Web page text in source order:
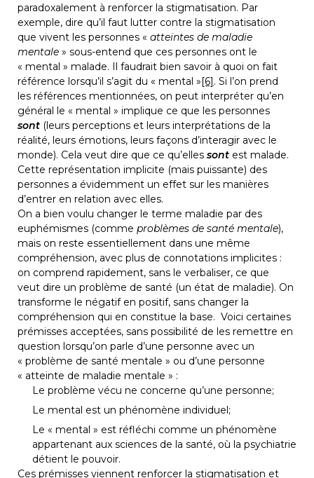
paradoxalement à renforcer la stigmatisation. Par
exemple, dire qu’il faut lutter contre la stigmatisation
que vivent les personnes « atteintes de maladie
mentale » sous-entend que ces personnes ont le
« mental » malade. Il faudrait bien savoir à quoi on fait
référence lorsqu’il s’agit du « mental »[6]. Si l’on prend
les références mentionnées, on peut interpréter qu’en
général le « mental » implique ce que les personnes
sont (leurs perceptions et leurs interprétations de la
réalité, leurs émotions, leurs façons d’interagir avec le
monde). Cela veut dire que ce qu’elles sont est malade.
Cette représentation implicite (mais puissante) des
personnes a évidemment un effet sur les manières
d’entrer en relation avec elles.
On a bien voulu changer le terme maladie par des
euphémismes (comme problèmes de santé mentale),
mais on reste essentiellement dans une même
compréhension, avec plus de connotations implicites :
on comprend rapidement, sans le verbaliser, ce que
veut dire un problème de santé (un état de maladie). On
transforme le négatif en positif, sans changer la
compréhension qui en constitue la base.  Voici certaines
prémisses acceptées, sans possibilité de les remettre en
question lorsqu’on parle d’une personne avec un
« problème de santé mentale » ou d’une personne
« atteinte de maladie mentale » :
Le problème vécu ne concerne qu’une personne;
Le mental est un phénomène individuel;
Le « mental » est réfléchi comme un phénomène
appartenant aux sciences de la santé, où la psychiatrie
détient le pouvoir.
Ces prémisses viennent renforcer la stigmatisation et